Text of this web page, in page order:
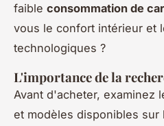
faible consommation de
vous le confort intérieur et
technologiques ?
L'importance de la
Avant d'acheter, examinez
et modèles disponibles sur